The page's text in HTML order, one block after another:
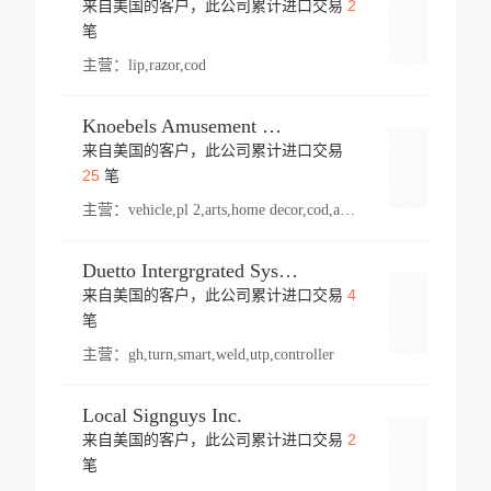
来自美国的客户，此公司累计进口交易 2
笔
主营： lip,razor,cod
Knoebels Amusement Resort
来自美国的客户，此公司累计进口交易
25笔
主营： vehicle,pl 2,arts,home decor,cod,amusement ride,sea
Duetto Intergrgrated Systems Inc.
来自美国的客户，此公司累计进口交易 4
笔
主营： gh,turn,smart,weld,utp,controller
Local Signguys Inc.
来自美国的客户，此公司累计进口交易 2
笔